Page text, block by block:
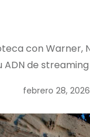
con Warner,
de
febrero 28, 2026